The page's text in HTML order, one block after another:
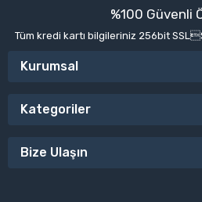
%100 Güvenli
Tüm kredi kartı bilgileriniz 256bit
Kurumsal
Kategoriler
Bize Ulaşın